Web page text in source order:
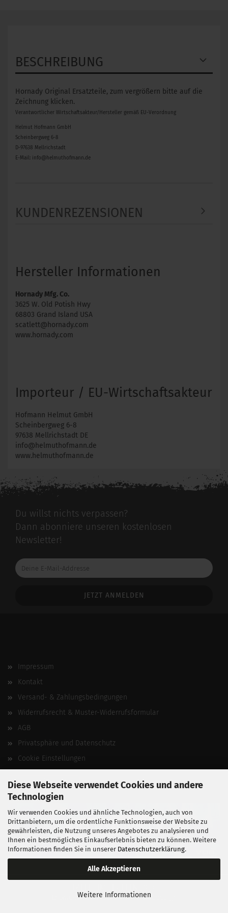
Diese Webseite verwendet Cookies und andere
Technologien
Wir verwenden Cookies und ähnliche Technologien, auch von
Drittanbietern, um die ordentliche Funktionsweise der Website zu
gewährleisten, die Nutzung unseres Angebotes zu analysieren und
Ihnen ein bestmögliches Einkaufserlebnis bieten zu können. Weitere
Informationen finden Sie in unserer Datenschutzerklärung.
Alle Akzeptieren
Weitere Informationen
BESCHREIBUNG
Hornady Original Ersatzteile, zum vergrößern bitte auf die
Zeichnung klicken.
Verantwortlicher Wirtschaftsakteur/Hersteller gemäß EU-Verordnung
Helmut Hofmann GmbH
Scheinbergweg 6-8
D-97638 Mellrichstadt
E-Mail: info@helmuthofmann.de
KUNDENREZENSIONEN
Hersteller Informationen
Hornady Mfg. Co.
3625 W. Old Potish Hwy
68803 Grand Island USA
scatlett@hornady.com
www.hornady.com
Importeur / EU-Wirtschaftsakteur
Hofmann Helmut GmbH
Scheinbergweg 6-8
97638 Mellrichstadt DE
info@helmuthofmann.de
www.helmuthofmann.de
Du willst nichts verpassen?
Dann abonniere unseren kostenlosen
Newsletter!
Deine
E-
Impressum
Kontakt
Versand- & Zahlungsbedingungen
Widerrufsrecht & Muster-Widerrufsformular
AGB
Privatsphäre und Datenschutz
Cookie Einstellungen
Vertrag widerrufen
Entwickelt vonfabian heinz webdesign